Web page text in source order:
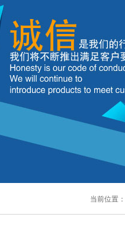
当前位置：